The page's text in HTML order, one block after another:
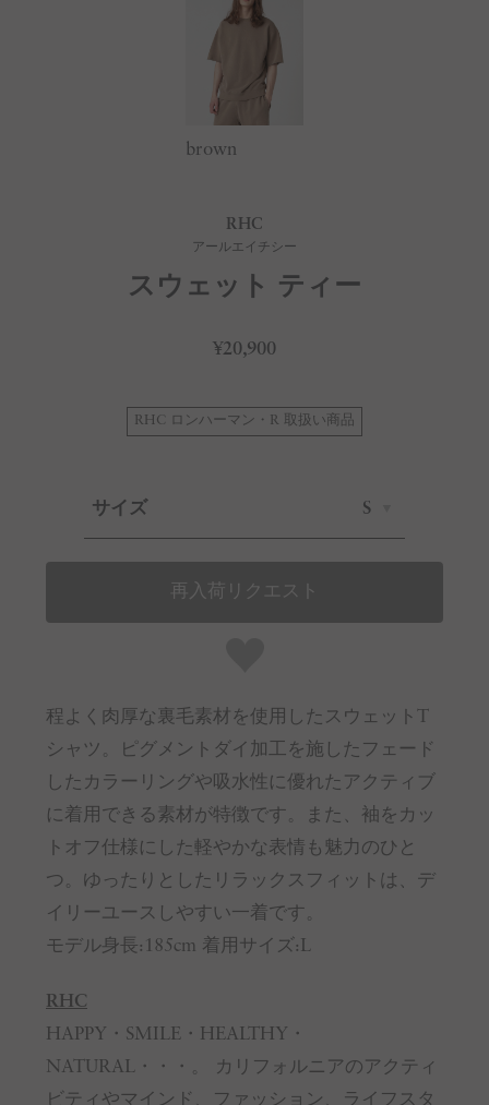
brown
RHC
アールエイチシー
スウェット ティー
¥20,900
RHC ロンハーマン・R 取扱い商品
サイズ S
再入荷リクエスト
程よく肉厚な裏毛素材を使用したスウェットT
シャツ。ピグメントダイ加工を施したフェード
したカラーリングや吸水性に優れたアクティブ
に着用できる素材が特徴です。また、袖をカッ
トオフ仕様にした軽やかな表情も魅力のひと
つ。ゆったりとしたリラックスフィットは、デ
イリーユースしやすい一着です。
モデル身長:185cm 着用サイズ:L
RHC
HAPPY・SMILE・HEALTHY・
NATURAL・・・。 カリフォルニアのアクティ
ビティやマインド、ファッション、ライフスタ